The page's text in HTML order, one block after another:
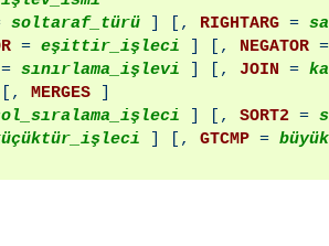
soltaraf_türü ] [, RIGHTARG =
= eşittir_işleci ] [, NEGATOR
= sınırlama_işlevi ] [, JOIN =
[, MERGES
] [, SORT2 =
] [, GTCMP =